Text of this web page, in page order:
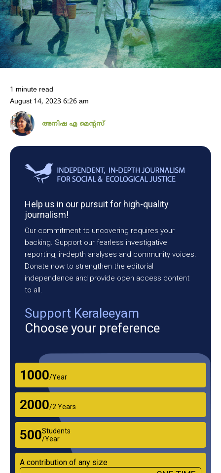
1 minute read
August 14, 2023 6:26 am
അനിഷ എ മെന്റസ്
Help us in our pursuit for high-quality
journalism!
Our commitment to uncovering requires your
backing. Support our fearless investigative
reporting, in-depth analyses and community voices.
Donate now to strengthen the editorial
independence and provide open access content
to all.
Support Keraleeyam
Choose your preference
₹1000/Year
₹2000/2 Years
₹500Students
/Year
A contribution of any size